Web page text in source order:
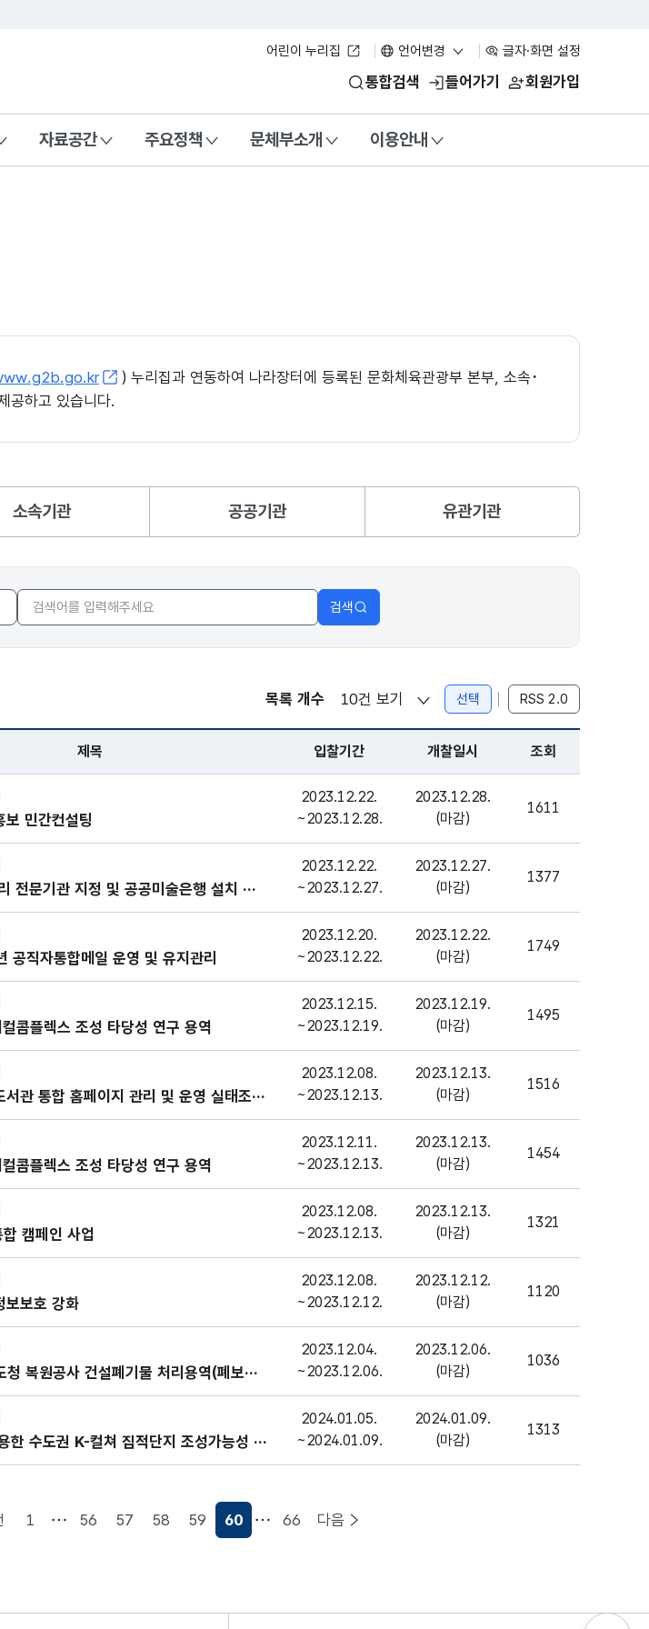
어린이 누리집 언어변경 글자·화면 설정
한 대한민국 통합검색 들어가기 회원가입
자료공간 주요정책 문체부소개 이용안내
) 누리집과 연동하여 나라장터에 등록된 문화체육관광부 본부, 소속･
공하고 있습니다.
소속기관 공공기관 유관기관
검색
목록 개수 선택 RSS 2.0
, 개찰일시, 조회
제목 입찰기간 개찰일시 조회
민간컨설팅
2023.12.22.
~2023.12.28.
2023.12.28.
(마감)
1611
전문기관 지정 및 공공미술은행 설치 관
2023.12.22.
~2023.12.27.
2023.12.27.
(마감)
1377
직자통합메일 운영 및 유지관리
2023.12.20.
~2023.12.22.
2023.12.22.
(마감)
1749
콤플렉스 조성 타당성 연구 용역
2023.12.15.
~2023.12.19.
2023.12.19.
(마감)
1495
관 통합 홈페이지 관리 및 운영 실태조사
2023.12.08.
~2023.12.13.
2023.12.13.
(마감)
1516
콤플렉스 조성 타당성 연구 용역
2023.12.11.
~2023.12.13.
2023.12.13.
(마감)
1454
캠페인 사업
2023.12.08.
~2023.12.13.
2023.12.13.
(마감)
1321
보호 강화
2023.12.08.
~2023.12.12.
2023.12.12.
(마감)
1120
청 복원공사 건설폐기물 처리용역(폐보드
2023.12.04.
~2023.12.06.
2023.12.06.
(마감)
1036
한 수도권 K-컬쳐 집적단지 조성가능성 연
2024.01.05.
~2024.01.09.
2024.01.09.
(마감)
1313
1 56 57 58 59
현재페이지
60 66 다음